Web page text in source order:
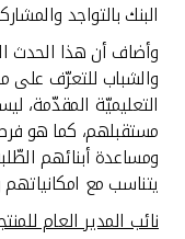
البنك بالتواجد
وأضاف أن هذا الحدث
والشباب للتعرّف على
التعليميّة المقدّمة،
مستقبلهم، كما هو
ومساعدة أبنائهم
يتناسب مع
نائب المدير العام